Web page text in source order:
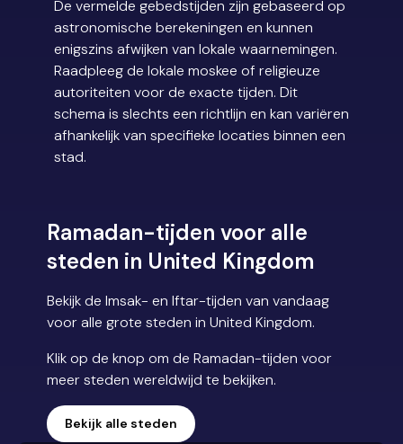
De vermelde gebedstijden zijn gebaseerd op
astronomische berekeningen en kunnen
enigszins afwijken van lokale waarnemingen.
Raadpleeg de lokale moskee of religieuze
autoriteiten voor de exacte tijden. Dit
schema is slechts een richtlijn en kan variëren
afhankelijk van specifieke locaties binnen een
stad.
Ramadan-tijden voor alle
steden in United Kingdom
Bekijk de Imsak- en Iftar-tijden van vandaag
voor alle grote steden in United Kingdom.
Klik op de knop om de Ramadan-tijden voor
meer steden wereldwijd te bekijken.
Bekijk alle steden